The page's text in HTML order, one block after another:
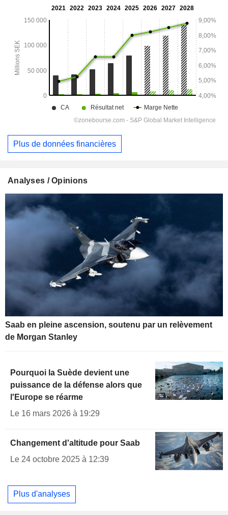
Plus de données financières
Analyses / Opinions
Saab en pleine ascension, soutenu par un relèvement
de Morgan Stanley
Pourquoi la Suède devient une
puissance de la défense alors que
l'Europe se réarme
Le 16 mars 2026 à 19:29
Changement d'altitude pour Saab
Le 24 octobre 2025 à 12:39
Plus d'analyses